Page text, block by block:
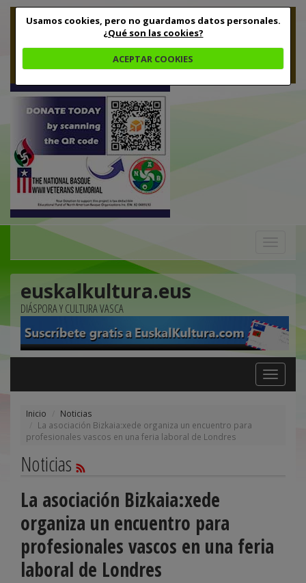
Usamos cookies, pero no guardamos datos personales.
¿Qué son las cookies?
ACEPTAR COOKIES
euskalkultura.eus
DIÁSPORA Y CULTURA VASCA
Toggle
navigation
Inicio
Noticias
La asociación Bizkaia:xede organiza un encuentro para
profesionales vascos en una feria laboral de Londres
Noticias
La asociación Bizkaia:xede
organiza un encuentro para
profesionales vascos en una feria
laboral de Londres